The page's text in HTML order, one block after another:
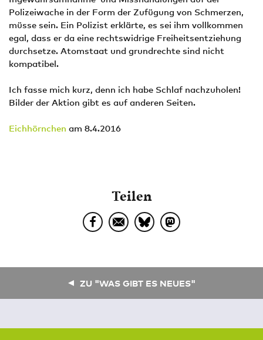
Polizeiwache in der Form der Zufügung von Schmerzen,
müsse sein. Ein Polizist erklärte, es sei ihm vollkommen
egal, dass er da eine rechtswidrige Freiheitsentziehung
durchsetze. Atomstaat und grundrechte sind nicht
kompatibel.
Ich fasse mich kurz, denn ich habe Schlaf nachzuholen!
Bilder der Aktion gibt es auf anderen Seiten.
Eichhörnchen am 8.4.2016
Teilen
ZU "WAS GIBT ES NEUES"